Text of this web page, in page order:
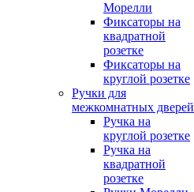
Морелли
Фиксаторы на
квадратной
розетке
Фиксаторы на
круглой розетке
Ручки для
межкомнатных дверей
Ручка на
круглой розетке
Ручка на
квадратной
розетке